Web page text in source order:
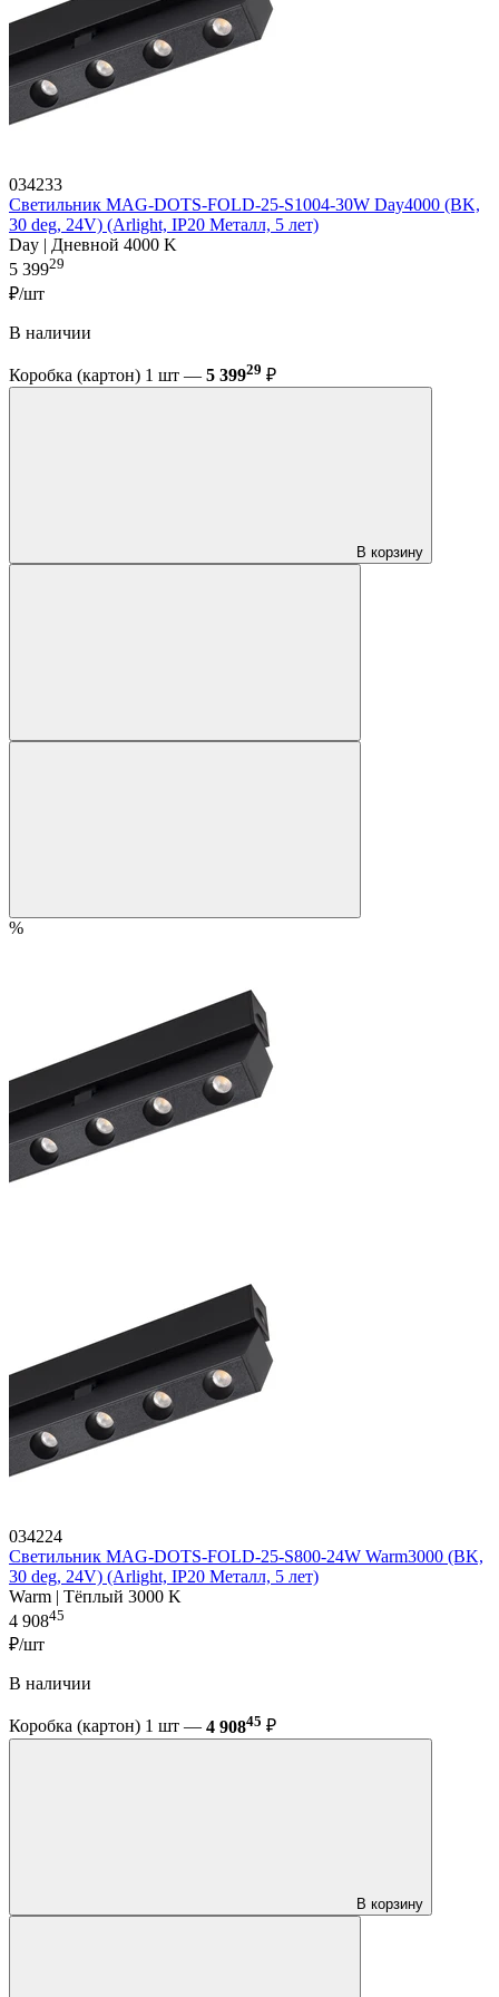
034233
Светильник MAG-DOTS-FOLD-25-S1004-30W Day4000 (BK,
30 deg, 24V) (Arlight, IP20 Металл, 5 лет)
Day | Дневной 4000 K
5 39929
₽/шт
В наличии
Коробка (картон) 1 шт — 5 39929 ₽
В корзину
%
034224
Светильник MAG-DOTS-FOLD-25-S800-24W Warm3000 (BK,
30 deg, 24V) (Arlight, IP20 Металл, 5 лет)
Warm | Тёплый 3000 K
4 90845
₽/шт
В наличии
Коробка (картон) 1 шт — 4 90845 ₽
В корзину